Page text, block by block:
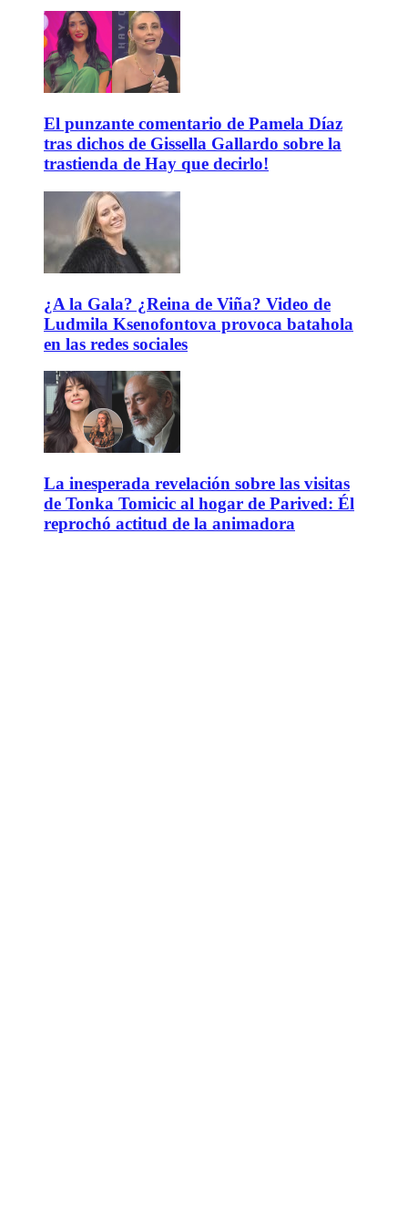
El punzante comentario de Pamela Díaz
tras dichos de Gissella Gallardo sobre la
trastienda de Hay que decirlo!
¿A la Gala? ¿Reina de Viña? Video de
Ludmila Ksenofontova provoca batahola
en las redes sociales
La inesperada revelación sobre las visitas
de Tonka Tomicic al hogar de Parived: Él
reprochó actitud de la animadora